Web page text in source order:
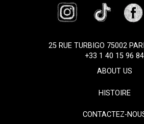
25 RUE TURBIGO 75002
+33 1 40 15 96 84
ABOUT US
HISTOIRE
CONTACTEZ-